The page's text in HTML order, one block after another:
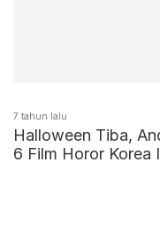
7 tahun lalu
Halloween Tiba,
6 Film Horor Korea